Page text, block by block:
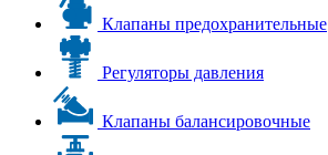
Клапаны предохранительные
Регуляторы давления
Клапаны балансировочные